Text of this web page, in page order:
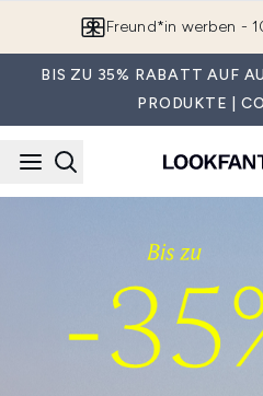
Freund*in werben -
BIS ZU 35% RABATT AUF
PRODUKTE |